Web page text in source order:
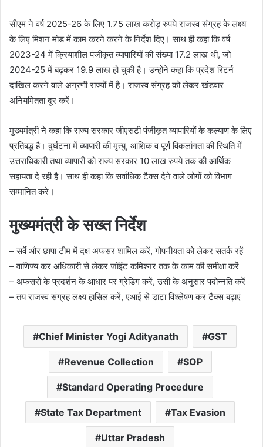
सीएम ने वर्ष 2025-26 के लिए 1.75 लाख करोड़ रुपये राजस्व संग्रह के लक्ष्य
के लिए मिशन मोड में काम करने करने के निर्देश दिए। साथ ही कहा कि वर्ष
2023-24 में क्रियाशील पंजीकृत व्यापारियों की संख्या 17.2 लाख थी, जो
2024-25 में बढ़कर 19.9 लाख हो चुकी है। उन्होंने कहा कि प्रदेश रिटर्न
दाखिल करने वाले अग्रणी राज्यों में है। राजस्व संग्रह को लेकर खंडवार
अनियमितता दूर करें।
मुख्यमंत्री ने कहा कि राज्य सरकार जीएसटी पंजीकृत व्यापारियों के कल्याण के लिए
प्रतिबद्ध है। दुर्घटना में व्यापारी की मृत्यु, आंशिक व पूर्ण विकलांगता की स्थिति में
उत्तराधिकारी तथा व्यापारी को राज्य सरकार 10 लाख रुपये तक की आर्थिक
सहायता दे रही है। साथ ही कहा कि सर्वाधिक टैक्स देने वाले लोगों को विभाग
सम्मानित करे।
मुख्यमंत्री के सख्त निर्देश
– सर्वे और छापा टीम में दक्ष अफसर शामिल करें, गोपनीयता को लेकर सतर्क रहें
– वाणिज्य कर अधिकारी से लेकर जॉइंट कमिश्नर तक के काम की समीक्षा करें
– अफसरों के प्रदर्शन के आधार पर ग्रेडिंग करें, उसी के अनुसार पदोन्नति करें
– तय राजस्व संग्रह लक्ष्य हासिल करें, एआई से डाटा विश्लेषण कर टैक्स बढ़ाएं
Chief Minister Yogi Adityanath GST
Revenue Collection SOP
Standard Operating Procedure
State Tax Department Tax Evasion
Uttar Pradesh